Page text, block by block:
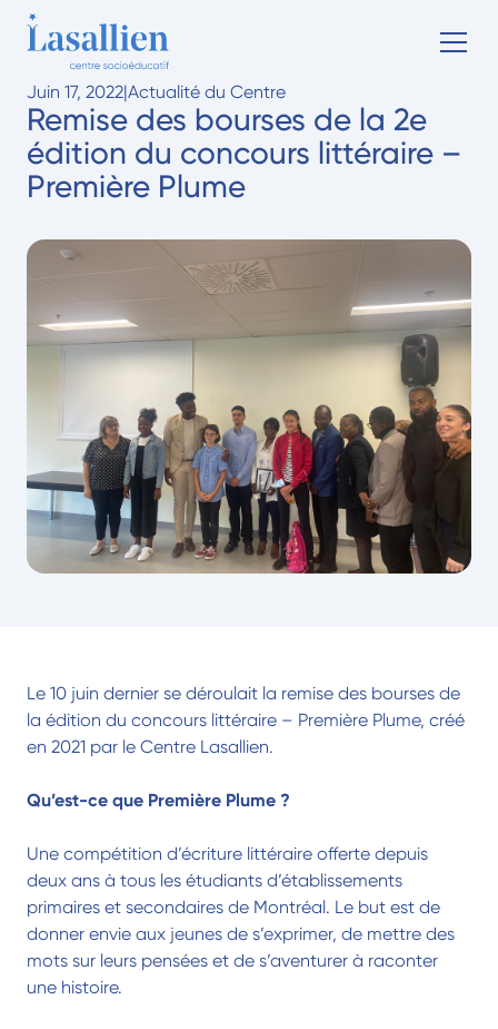
Juin 17, 2022|Actualité du Centre
Remise des bourses de la 2e
édition du concours littéraire –
Première Plume
Le 10 juin dernier se déroulait la remise des bourses de
la édition du concours littéraire – Première Plume, créé
en 2021 par le Centre Lasallien.
Qu’est-ce que Première Plume ?
Une compétition d’écriture littéraire offerte depuis
deux ans à tous les étudiants d’établissements
primaires et secondaires de Montréal. Le but est de
donner envie aux jeunes de s’exprimer, de mettre des
mots sur leurs pensées et de s’aventurer à raconter
une histoire.